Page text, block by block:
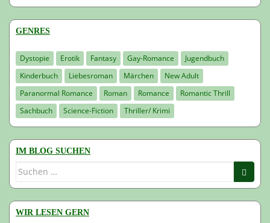
GENRES
Dystopie Erotik Fantasy Gay-Romance
Jugendbuch
Kinderbuch
Liebesroman Märchen
New Adult
Paranormal Romance
Roman Romance
Romantic Thrill
Sachbuch
Science-Fiction Thriller/ Krimi
IM BLOG SUCHEN
Suchen
WIR LESEN GERN